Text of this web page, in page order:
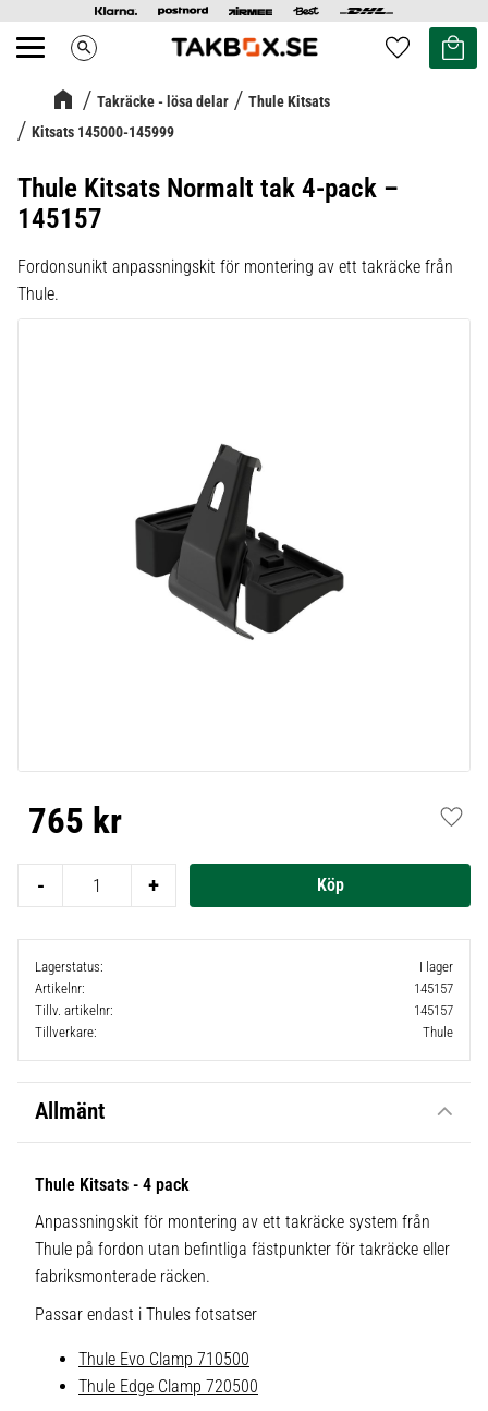
Meny search Favoriter
Kundvagn
Takräcke - lösa delar
Thule Kitsats
Kitsats 145000-145999
Thule Kitsats Normalt tak 4-pack –
145157
Fordonsunikt anpassningskit för montering av ett takräcke från
Thule.
765 kr
+
-
Lagerstatus
I lager
Artikelnr
145157
Tillv. artikelnr
145157
Tillverkare
Thule
Allmänt
Thule Kitsats - 4 pack
Anpassningskit för montering av ett takräcke system från
Thule på fordon utan befintliga fästpunkter för takräcke eller
fabriksmonterade räcken.
Passar endast i Thules fotsatser
Thule Evo Clamp 710500
Thule Edge Clamp 720500